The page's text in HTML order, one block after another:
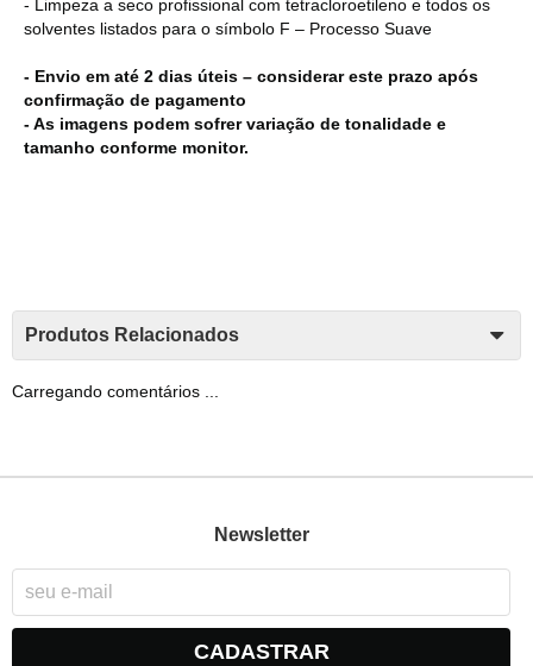
- Limpeza a seco profissional com tetracloroetileno e todos os
solventes listados para o símbolo F – Processo Suave
- Envio em até 2 dias úteis – considerar este prazo após
confirmação de pagamento
- As imagens podem sofrer variação de tonalidade e
tamanho conforme monitor.
Produtos Relacionados
Carregando comentários ...
Newsletter
CADASTRAR